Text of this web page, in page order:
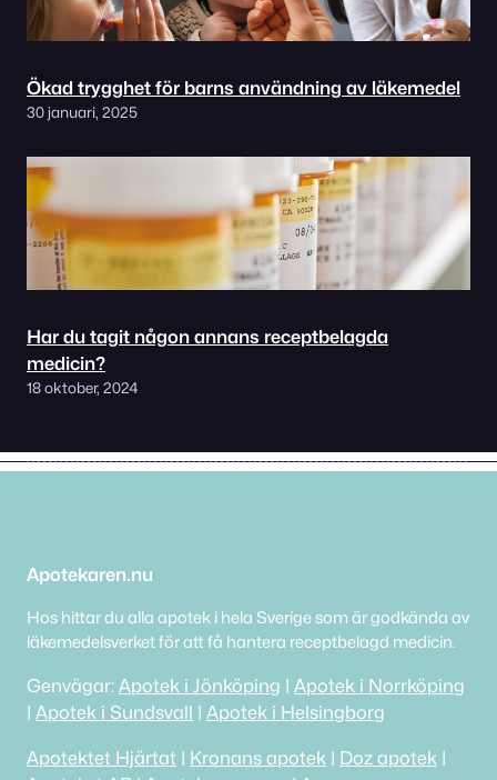
Ökad trygghet för barns användning av läkemedel
30 januari, 2025
Har du tagit någon annans receptbelagda
medicin?
18 oktober, 2024
Apotekaren.nu
Hos hittar du alla apotek i hela Sverige som är godkända av
läkemedelsverket för att få hantera receptbelagd medicin.
Genvägar: Apotek i Jönköping | Apotek i Norrköping
| Apotek i Sundsvall | Apotek i Helsingborg
Apotektet Hjärtat | Kronans apotek | Doz apotek |